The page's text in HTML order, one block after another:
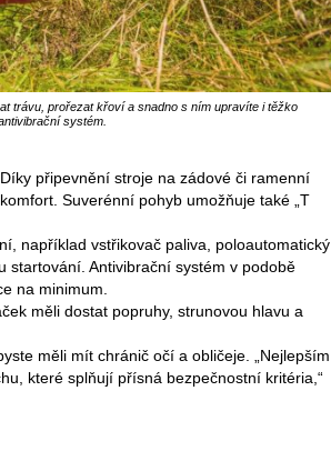
trávu, prořezat křoví a snadno s ním upravíte i těžko
systém.
připevnění stroje na zádové či ramenní
Suverénní pohyb umožňuje také „T
například vstřikovač paliva, poloautomatický
startování. Antivibrační systém v podobě
na minimum.
měli dostat popruhy, strunovou hlavu a
měli mít chránič očí a obličeje. „Nejlepším
které splňují přísná bezpečnostní kritéria,“